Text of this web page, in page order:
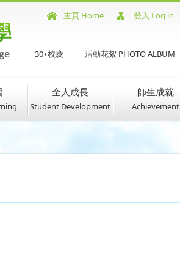
主頁 Home 登入 Log in
30+校慶 活動花絮 PHOTO ALBUM
全人成長
Student Development
師生成就
Achievement